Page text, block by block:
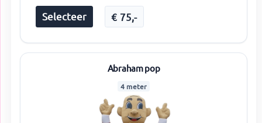
Selecteer € 75,-
Abraham pop
4 meter